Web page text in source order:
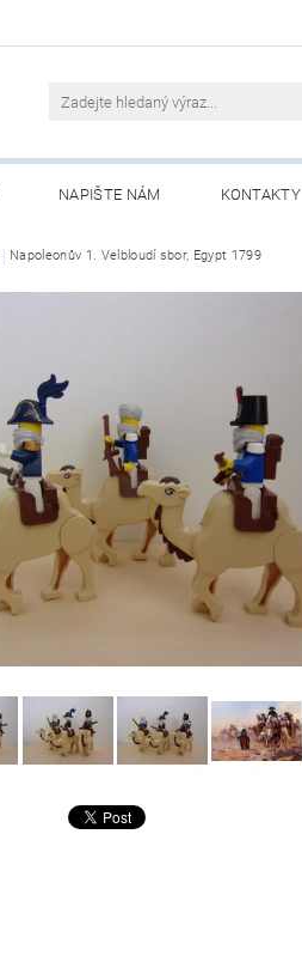
NAPIŠTE NÁM KONTAKTY
Napoleonův 1. Velbloudí sbor, Egypt 1799